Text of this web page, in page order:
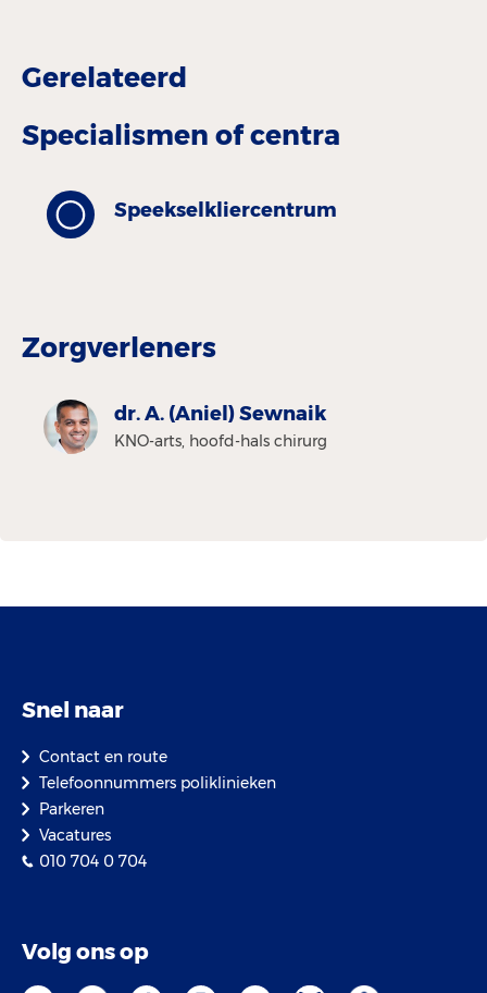
Gerelateerd
Specialismen of centra
Speekselkliercentrum
Zorgverleners
dr. A. (Aniel) Sewnaik
KNO-arts, hoofd-hals chirurg
Snel naar
Contact en route
Telefoonnummers poliklinieken
Parkeren
Vacatures
010 704 0 704
Volg ons op